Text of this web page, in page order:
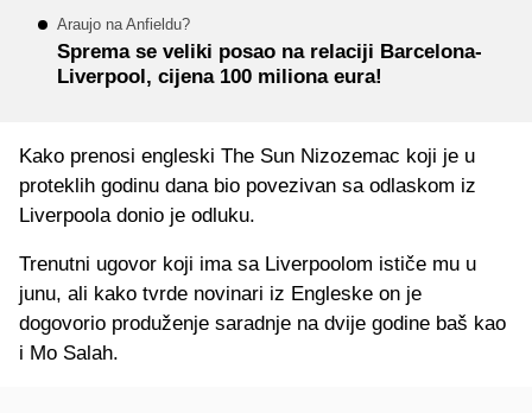
Araujo na Anfieldu?
Sprema se veliki posao na relaciji Barcelona-
Liverpool, cijena 100 miliona eura!
Kako prenosi engleski The Sun Nizozemac koji je u
proteklih godinu dana bio povezivan sa odlaskom iz
Liverpoola donio je odluku.
Trenutni ugovor koji ima sa Liverpoolom ističe mu u
junu, ali kako tvrde novinari iz Engleske on je
dogovorio produženje saradnje na dvije godine baš kao
i Mo Salah.